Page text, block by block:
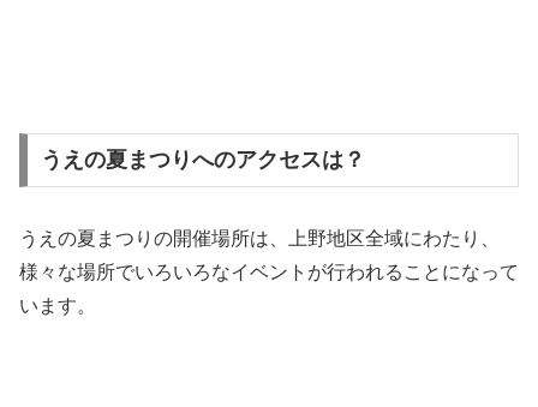
うえの夏まつりへのアクセスは？
うえの夏まつりの開催場所は、上野地区全域にわたり、
様々な場所でいろいろなイベントが行われることになって
います。